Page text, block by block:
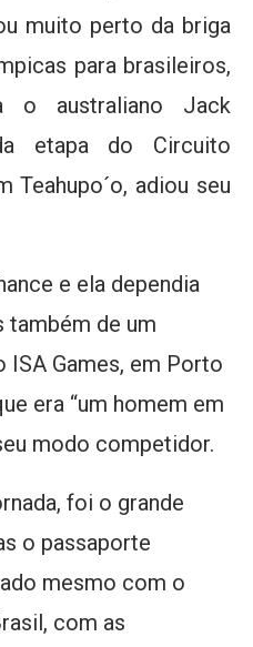
muito perto da briga
para brasileiros,
o australiano Jack
etapa do Circuito
Teahupo´o, adiou seu
e ela dependia
também de um
ISA Games, em Porto
era “um homem em
modo competidor.
foi o grande
o passaporte
mesmo com o
com as